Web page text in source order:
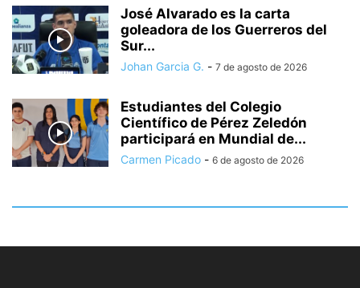
José Alvarado es la carta
goleadora de los Guerreros del
Sur...
Johan Garcia G. - 7 de agosto de 2026
Estudiantes del Colegio
Científico de Pérez Zeledón
participará en Mundial de...
Carmen Picado - 6 de agosto de 2026